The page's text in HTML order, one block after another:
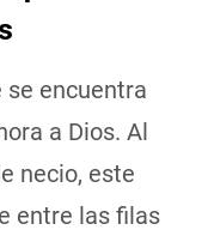
se encuentra
a Dios. Al
necio, este
entre las filas